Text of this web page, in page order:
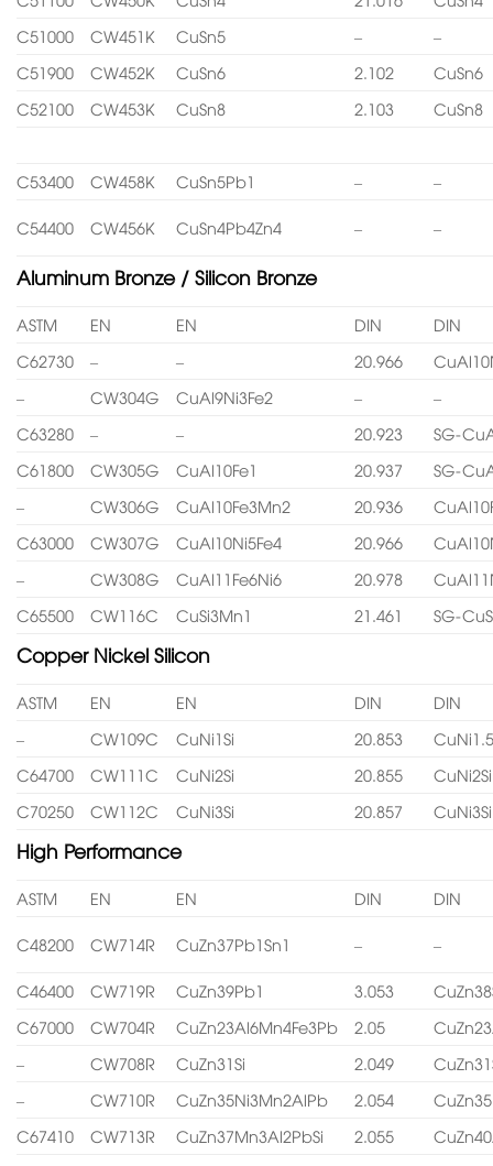
C51000
CW451K CuSn5 –
–
C51900
CW452K CuSn6 2.102
CuSn6
C52100
CW453K CuSn8 2.103 CuSn8
C53400 CW458K CuSn5Pb1 – –
C54400 CW456K CuSn4Pb4Zn4 – –
Aluminum Bronze / Silicon Bronze
ASTM EN EN DIN
DIN
C62730
– – 20.966
–
CW304G CuAl9Ni3Fe2 –
–
C63280
– – 20.923
SG-
C61800
CW305G CuAl10Fe1 20.937
SG-
–
CW306G CuAl10Fe3Mn2 20.936
C63000
CW307G CuAl10Ni5Fe4 20.966
–
CW308G CuAl11Fe6Ni6 20.978
C65500
CW116C CuSi3Mn1 21.461 SG-
Copper Nickel Silicon
ASTM EN EN DIN
DIN
–
CW109C CuNi1Si 20.853
C64700
CW111C CuNi2Si 20.855
CuNi2Si
C70250
CW112C CuNi3Si 20.857 CuNi3Si
High Performance
ASTM EN EN DIN DIN
C48200 CW714R CuZn37Pb1Sn1 – –
C46400 CW719R CuZn39Pb1 3.053
C67000
CW704R CuZn23Al6Mn4Fe3Pb 2.05
–
CW708R CuZn31Si 2.049
–
CW710R CuZn35Ni3Mn2AlPb 2.054
C67410
CW713R CuZn37Mn3Al2PbSi 2.055